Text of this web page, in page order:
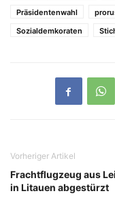
Präsidentenwahl
Sozialdemkoraten
Vorheriger Artikel
Frachtflugzeug aus
in Litauen abgestürzt